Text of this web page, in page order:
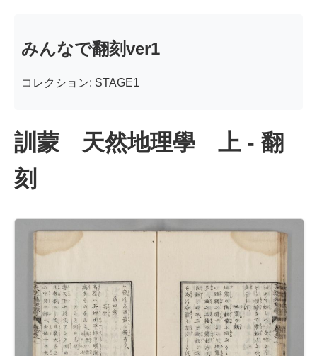
みんなで翻刻ver1
コレクション: STAGE1
訓蒙 天然地理學 上 - 翻
刻